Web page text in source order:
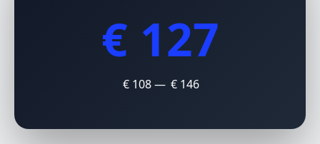
€ 127
€ 108 — € 146